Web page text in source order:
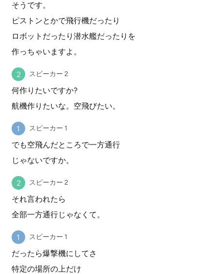
そうです。
ピストンとかで飛行機だったり
ロボットだったり潜水艦だったりを
作っちゃいますよ。
スピーカー 2
何作りたいですか?
航機作りたいな。空飛びたい。
スピーカー 1
でも空飛んだところで一方通行
じゃないですか。
スピーカー 2
それ言われたら
全部一方通行じゃなくて。
スピーカー 1
だったら爆撃機にしてさ
特定の場所の上だけ